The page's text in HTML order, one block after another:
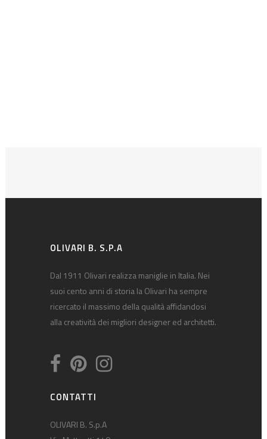
OLIVARI B. S.P.A
Dal 1911 Olivari realizza maniglie in Italia. Nei
suoi cento anni di storia la Olivari ha sempre
ricercato il massimo della qualità affidandosi
alla creatività dei migliori designer ed architetti.
CONTATTI
OLIVARI B. S.p.A